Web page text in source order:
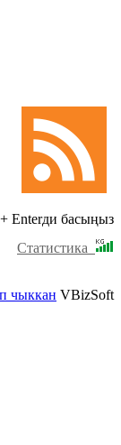
Enterди басыңыз
Статистика
чыккан VBizSoft